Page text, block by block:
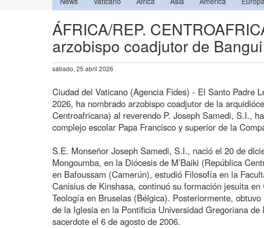
ÁFRICA/REP.
arzobispo coadjutor de Bangui
sábado, 25 abril 2026
Ciudad del Vaticano (Agencia Fides) - El Santo Padre
2026, ha nombrado arzobispo coadjutor de la
Centroafricana) al reverendo P. Joseph Samedi, S.I.,
complejo escolar Papa Francisco y superior de la
S.E. Monseñor Joseph Samedi, S.I., nació el 20 de
Mongoumba, en la Diócesis de M’Baiki (República
en Bafoussam (Camerún), estudió Filosofía en la
Canisius de Kinshasa, continuó su formación jesuita
Teología en Bruselas (Bélgica). Posteriormente,
de la Iglesia en la Pontificia Universidad Gregoriana de
sacerdote el 6 de agosto de 2006.